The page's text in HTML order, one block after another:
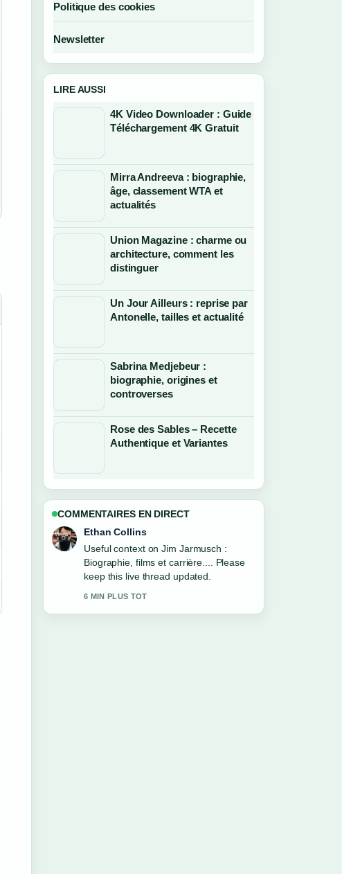
Politique des cookies
Newsletter
LIRE AUSSI
4K Video Downloader : Guide
Téléchargement 4K Gratuit
Mirra Andreeva : biographie,
âge, classement WTA et
actualités
Union Magazine : charme ou
architecture, comment les
distinguer
Un Jour Ailleurs : reprise par
Antonelle, tailles et actualité
Sabrina Medjebeur :
biographie, origines et
controverses
Rose des Sables – Recette
Authentique et Variantes
COMMENTAIRES EN DIRECT
Oliver Bennett
The reporting on Maud Bregeon :
biographie, parcours politique et... feels
solid and very easy to follow.
8 MIN PLUS TOT